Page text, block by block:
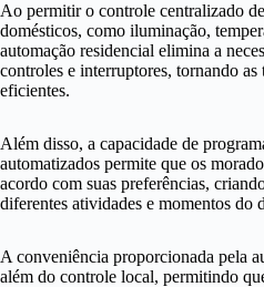
Ao permitir o controle centralizado
domésticos, como iluminação,
automação residencial elimina a
controles e interruptores, tornando as
eficientes.
Além disso, a capacidade de
automatizados permite que os
acordo com suas preferências,
diferentes atividades e momentos do
A conveniência proporcionada pela
além do controle local, permitindo